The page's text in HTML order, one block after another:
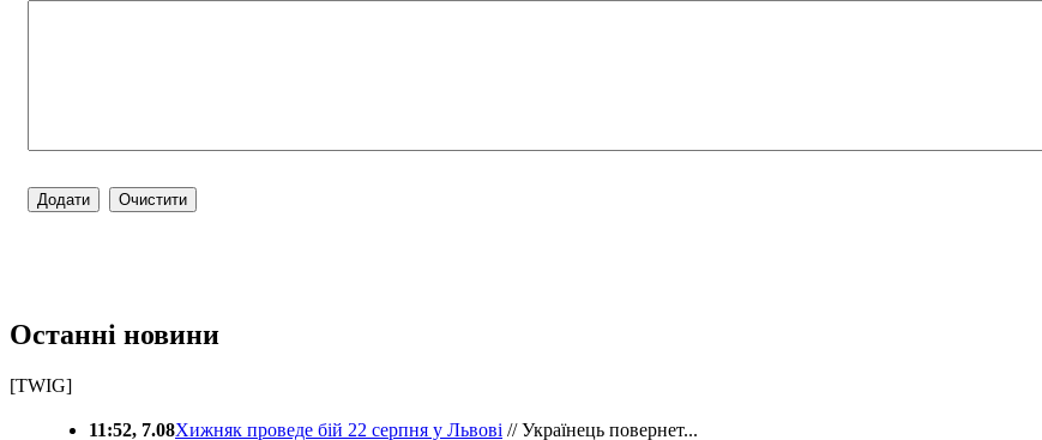
Останні новини
[TWIG]
11:52, 7.08Хижняк проведе бій 22 серпня у Львові // Українець повернет...